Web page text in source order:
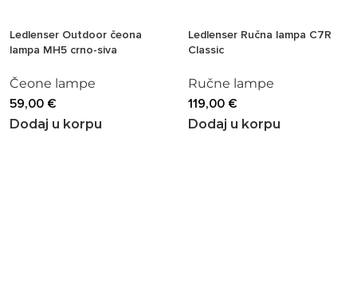
Ledlenser Outdoor čeona
lampa MH5 crno-siva
Čeone lampe
59,00 €
Dodaj u korpu
Ledlenser Ručna lampa C7R
Classic
Ručne lampe
119,00 €
Dodaj u korpu